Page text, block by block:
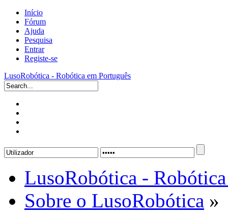
Início
Fórum
Ajuda
Pesquisa
Entrar
Registe-se
LusoRobótica - Robótica em Português
LusoRobótica -
Sobre o LusoRobótica »